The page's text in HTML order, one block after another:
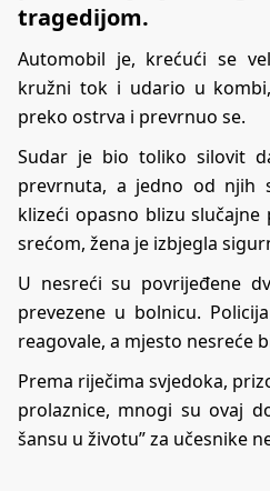
tragedijom.
Automobil je, krećući se
kružni tok i udario u
preko ostrva i prevrnuo se.
Sudar je bio toliko silovit
prevrnuta, a jedno od njih
klizeći opasno blizu
srećom, žena je izbjegla
U nesreći su povrijeđene
prevezene u bolnicu.
reagovale, a mjesto nesreće
Prema riječima svjedoka,
prolaznice, mnogi su ovaj
šansu u životu” za učesnike